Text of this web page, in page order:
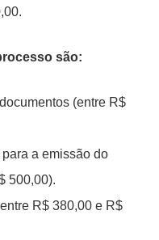
são:
(entre R$
a emissão do
500,00).
R$ 380,00 e R$